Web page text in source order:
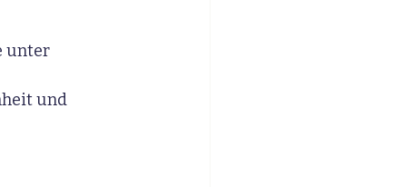
unter
und